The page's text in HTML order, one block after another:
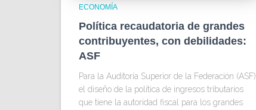
ECONOMÍA
Política recaudatoria de grandes
contribuyentes, con debilidades:
ASF
Para la Auditoría Superior de la Federación (ASF),
el diseño de la política de ingresos tributarios
que tiene la autoridad fiscal para los grandes